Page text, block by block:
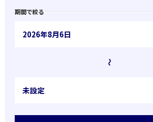
期間で絞る
2026年8月6日
〜
未設定